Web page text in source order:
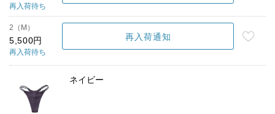
再入荷待ち
2（M）
5,500円
再入荷待ち
再入荷通知
ネイビー